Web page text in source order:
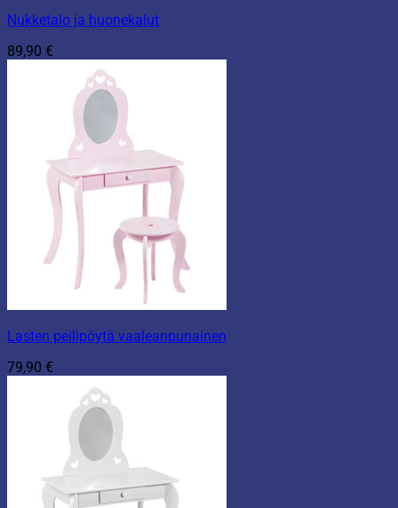
Nukketalo ja huonekalut
89,90 €
Lasten peilipöytä vaaleanpunainen
79,90 €